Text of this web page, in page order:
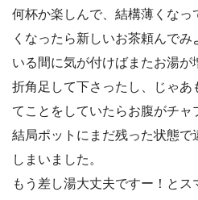
何杯か楽しんで、結構薄くなっ
くなったら新しいお茶頼んで
いる間に気が付けばまたお湯が
折角足して下さったし、じゃあ
てことをしていたらお腹がチャ
結局ポットにまだ残った状態
しまいました。
もう差し湯大丈夫ですー！と